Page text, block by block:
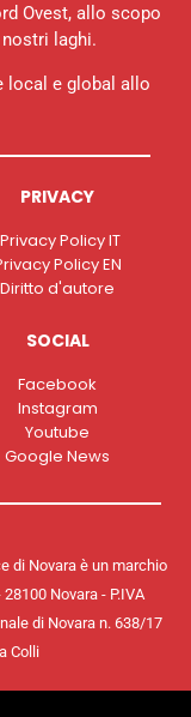
Ovest, allo scopo
laghi.
local e global allo
PRIVACY
Privacy Policy IT
Policy EN
Diritto d'autore
SOCIAL
Facebook
Instagram
Youtube
Google News
di Novara è un marchio
Novara - P.IVA
di Novara n. 638/17
Colli